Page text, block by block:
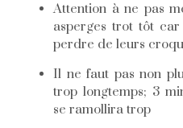
Attention à ne pas
asperges trot tôt
perdre de leurs
Il ne faut pas non
trop longtemps; 3
se ramollira trop